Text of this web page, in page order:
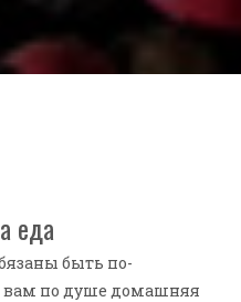
еда
быть по-
вам по душе домашняя